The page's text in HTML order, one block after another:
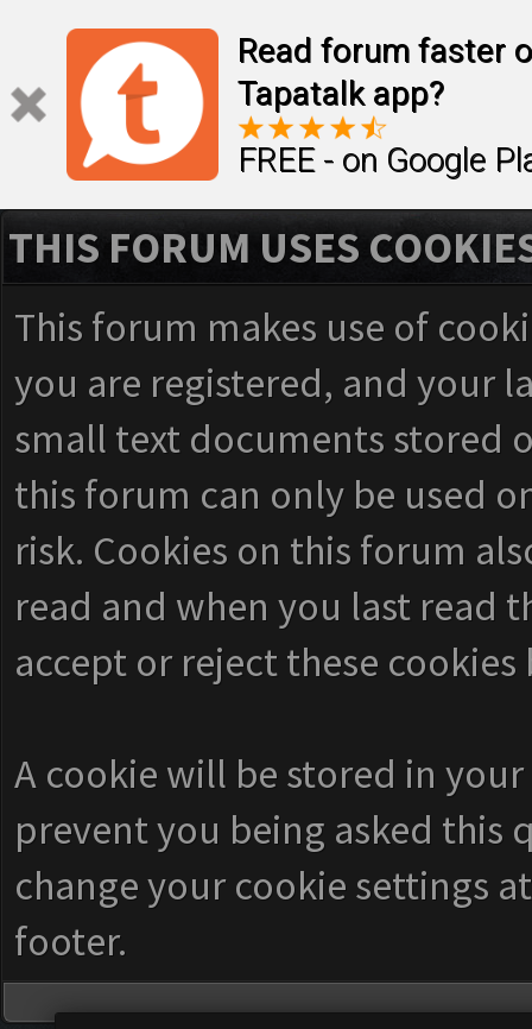
Read forum faster
Tapatalk app?
FREE - on Google
THIS FORUM USES
This forum makes use of
you are registered, and your
small text documents stored
this forum can only be used
risk. Cookies on this forum
read and when you last read
accept or reject these cookies
A cookie will be stored in
prevent you being asked this
change your cookie settings
footer.